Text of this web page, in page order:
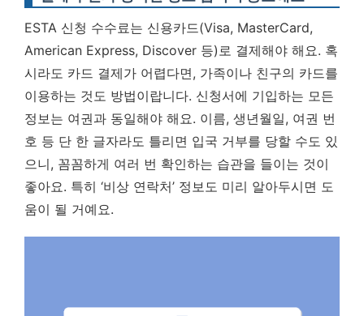
ESTA 신청 수수료는 신용카드(Visa, MasterCard,
American Express, Discover 등)로 결제해야 해요. 혹
시라도 카드 결제가 어렵다면, 가족이나 친구의 카드를
이용하는 것도 방법이랍니다. 신청서에 기입하는 모든
정보는 여권과 동일해야 해요. 이름, 생년월일, 여권 번
호 등 단 한 글자라도 틀리면 입국 거부를 당할 수도 있
으니, 꼼꼼하게 여러 번 확인하는 습관을 들이는 것이
좋아요. 특히 ‘비상 연락처’ 정보도 미리 알아두시면 도
움이 될 거예요.